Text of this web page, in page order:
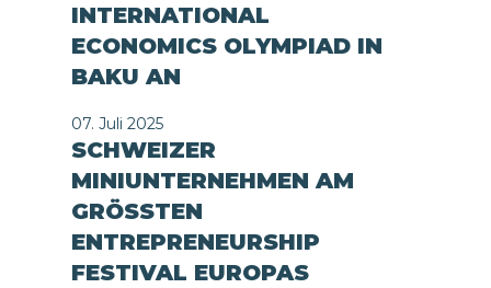
INTERNATIONAL
ECONOMICS OLYMPIAD IN
BAKU AN
07. Juli 2025
SCHWEIZER
MINIUNTERNEHMEN AM
GRÖSSTEN
ENTREPRENEURSHIP
FESTIVAL EUROPAS